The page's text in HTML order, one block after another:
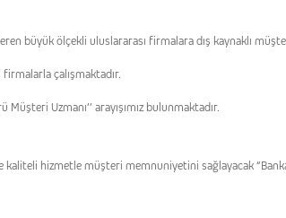
büyük ölçekli uluslararası firmalara dış kaynaklı
çalışmaktadır.
Uzmanı’’ arayışımız bulunmaktadır.
hizmetle müşteri memnuniyetini sağlayacak